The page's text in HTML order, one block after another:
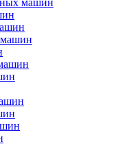
машин